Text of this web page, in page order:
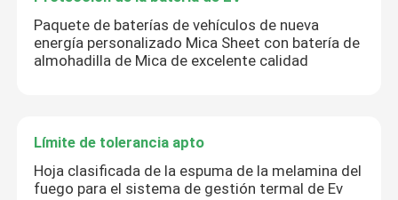
Paquete de baterías de vehículos de nueva
energía personalizado Mica Sheet con batería de
almohadilla de Mica de excelente calidad
Límite de tolerancia apto
Hoja clasificada de la espuma de la melamina del
fuego para el sistema de gestión termal de Ev